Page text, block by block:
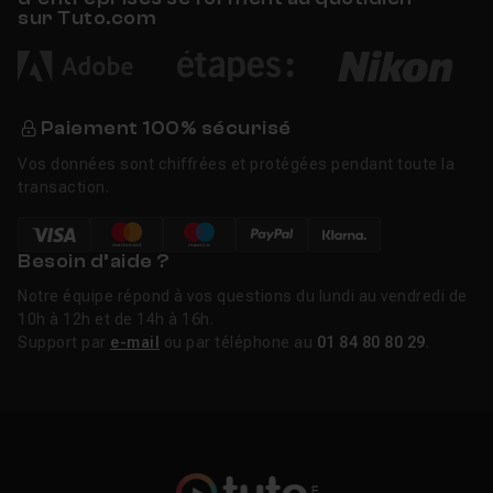
sur Tuto.com
Paiement 100% sécurisé
Vos données sont chiffrées et protégées pendant toute la
transaction.
Besoin d’aide ?
Notre équipe répond à vos questions du lundi au vendredi de
10h à 12h et de 14h à 16h.
Support par e-mail ou par téléphone au 01 84 80 80 29